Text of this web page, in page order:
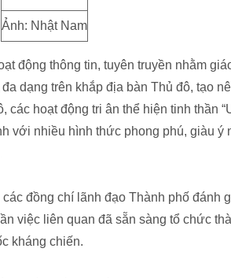
Ảnh: Nhật Nam
động thông tin, tuyên truyền nhằm
dạng trên khắp địa bàn Thủ đô, tạo
các hoạt động tri ân thể hiện tinh thần
với nhiều hình thức phong phú, giàu ý
đồng chí lãnh đạo Thành phố đánh
việc liên quan đã sẵn sàng tổ chức
kháng chiến.